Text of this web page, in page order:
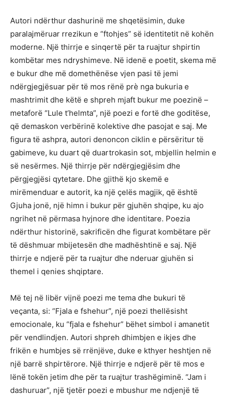
Autori ndërthur dashurinë me shqetësimin, duke
paralajmëruar rrezikun e “ftohjes” së identitetit në kohën
moderne. Një thirrje e sinqertë për ta ruajtur shpirtin
kombëtar mes ndryshimeve. Në idenë e poetit, skema më
e bukur dhe më domethënëse vjen pasi të jemi
ndërgjegjësuar për të mos rënë prè nga bukuria e
mashtrimit dhe këtë e shpreh mjaft bukur me poezinë –
metaforë “Lule t’helmta”, një poezi e fortë dhe goditëse,
që demaskon verbërinë kolektive dhe pasojat e saj. Me
figura të ashpra, autori denoncon ciklin e përsëritur të
gabimeve, ku duart që duartrokasin sot, mbjellin helmin e
së nesërmes. Një thirrje për ndërgjegjësim dhe
përgjegjësi qytetare. Dhe gjithë kjo skemë e
mirëmenduar e autorit, ka një çelës magjik, që është
Gjuha jonë, një himn i bukur për gjuhën shqipe, ku ajo
ngrihet në përmasa hyjnore dhe identitare. Poezia
ndërthur historinë, sakrificën dhe figurat kombëtare për
të dëshmuar mbijetesën dhe madhështinë e saj. Një
thirrje e ndjerë për ta ruajtur dhe nderuar gjuhën si
themel i qenies shqiptare.
Më tej në libër vijnë poezi me tema dhe bukuri të
veçanta, si: “Fjala e fshehur”, një poezi thellësisht
emocionale, ku “fjala e fshehur” bëhet simbol i amanetit
për vendlindjen. Autori shpreh dhimbjen e ikjes dhe
frikën e humbjes së rrënjëve, duke e kthyer heshtjen në
një barrë shpirtërore. Një thirrje e ndjerë për të mos e
lënë tokën jetim dhe për ta ruajtur trashëgiminë. “Jam i
dashuruar”, një tjetër poezi e mbushur me ndjenjë të